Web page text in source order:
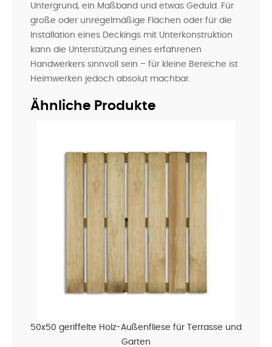
Untergrund, ein Maßband und etwas Geduld. Für
große oder unregelmäßige Flächen oder für die
Installation eines Deckings mit Unterkonstruktion
kann die Unterstützung eines erfahrenen
Handwerkers sinnvoll sein – für kleine Bereiche ist
Heimwerken jedoch absolut machbar.
Ähnliche Produkte
50x50 geriffelte Holz-Außenfliese für Terrasse und
Garten